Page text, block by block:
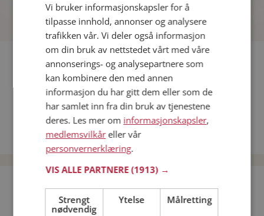
Fler single
Flere singlemenn fra Tjeldsund: Storm,Krokken,Bjørnar
Kvinner fra Tjeldsund
Date kvinner i Norge
Date menn i Norge
Bli medlem gratis!
Vi bruker informasjonskapsler for å
tilpasse innhold, annonser og analysere
trafikken vår. Vi deler også informasjon
om din bruk av nettstedet vårt med våre
annonserings- og analysepartnere som
kan kombinere den med annen
informasjon du har gitt dem eller som de
har samlet inn fra din bruk av tjenestene
deres. Les mer om informasjonskapsler,
medlemsvilkåreller vår
personvernerklæring.
VIS ALLE PARTNERE(1913) →
Strengt
nødvendig
Ytelse Målretting